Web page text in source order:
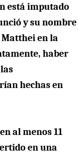
está imputado
y su nombre
en la
haber
hechas en
al menos 11
en una